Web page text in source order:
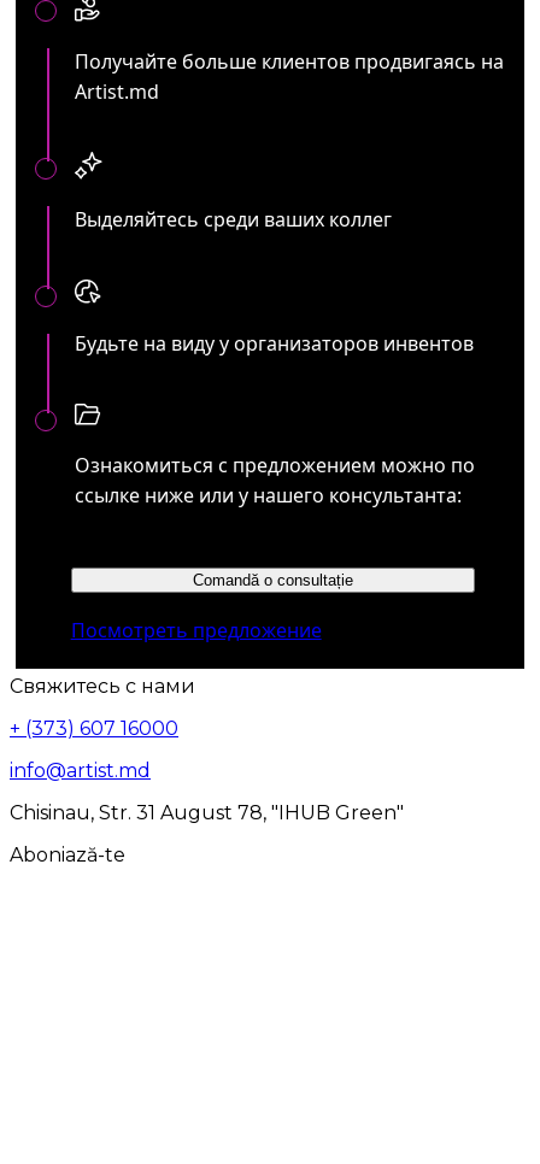
Получайте больше клиентов продвигаясь на
Artist.md
Выделяйтесь среди ваших коллег
Будьте на виду у организаторов инвентов
Ознакомиться с предложением можно по
ссылке ниже или у нашего консультанта:
Comandă o consultație
Посмотреть предложение
Свяжитесь с нами
+ (373) 607 16000
info@artist.md
Chisinau, Str. 31 August 78, "IHUB Green"
Aboniază-te